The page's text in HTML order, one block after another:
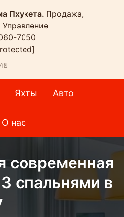
Пхукета. Продажа,
7050
ย
Яхты Авто
О нас
современная
спальнями в